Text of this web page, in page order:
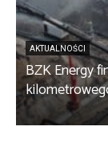
AKTUALNOŚCI
BZK Energy